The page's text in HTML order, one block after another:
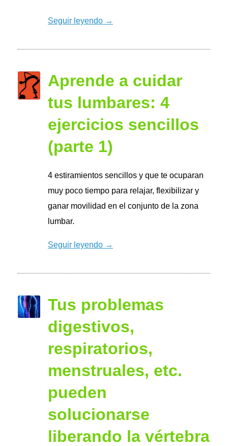
Seguir leyendo →
Aprende a cuidar
tus lumbares: 4
ejercicios sencillos
(parte 1)
4 estiramientos sencillos y que te ocuparan
muy poco tiempo para relajar, flexibilizar y
ganar movilidad en el conjunto de la zona
lumbar.
Seguir leyendo →
Tus problemas
digestivos,
respiratorios,
menstruales, etc.
pueden
solucionarse
liberando la vértebra